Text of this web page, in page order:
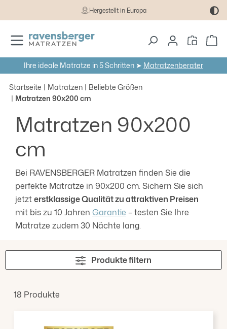
Zum Hauptinhalt springenHergestellt in Europa
Ihre ideale Matratze in 5 Schritten ➤ Matratzenberater
Startseite Matratzen
Beliebte Größen
Matratzen 90x200 cm
Matratzen 90x200
cm
Bei RAVENSBERGER Matratzen finden Sie die
perfekte Matratze in 90x200 cm. Sichern Sie sich
jetzterstklassige Qualität zu attraktiven Preisen
mit bis zu 10 Jahren Garantie – testen Sie Ihre
Matratze zudem 30 Nächte lang.
Produkte filtern
18 Produkte